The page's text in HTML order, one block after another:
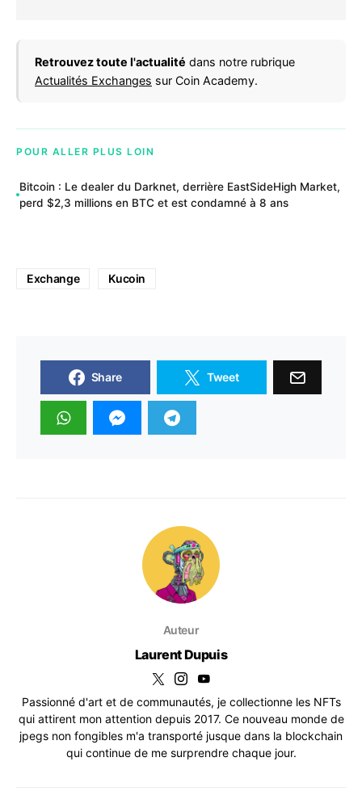
Retrouvez toute l'actualité dans notre rubrique
Actualités Exchanges sur Coin Academy.
POUR ALLER PLUS LOIN
Bitcoin : Le dealer du Darknet, derrière EastSideHigh Market,
perd $2,3 millions en BTC et est condamné à 8 ans
Exchange Kucoin
Share Tweet
Auteur
Laurent Dupuis
Passionné d'art et de communautés, je collectionne les NFTs
qui attirent mon attention depuis 2017. Ce nouveau monde de
jpegs non fongibles m'a transporté jusque dans la blockchain
qui continue de me surprendre chaque jour.